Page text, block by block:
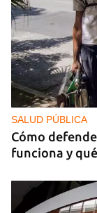
SALUD PÚBLICA
Cómo
funciona y